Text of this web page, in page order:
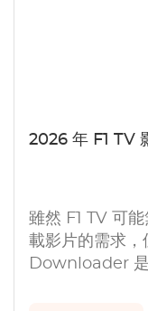
2026 年 F1 TV
雖然 F1 TV 可
載影片的需求
Downloader 是